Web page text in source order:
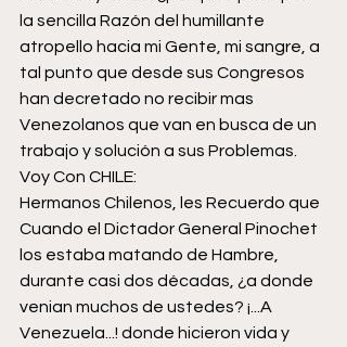
la sencilla Razón del humillante
atropello hacia mi Gente, mi sangre, a
tal punto que desde sus Congresos
han decretado no recibir mas
Venezolanos que van en busca de un
trabajo y solución a sus Problemas.
Voy Con CHILE:
Hermanos Chilenos, les Recuerdo que
Cuando el Dictador General Pinochet
los estaba matando de Hambre,
durante casi dos décadas, ¿a donde
venian muchos de ustedes? ¡...A
Venezuela...! donde hicieron vida y